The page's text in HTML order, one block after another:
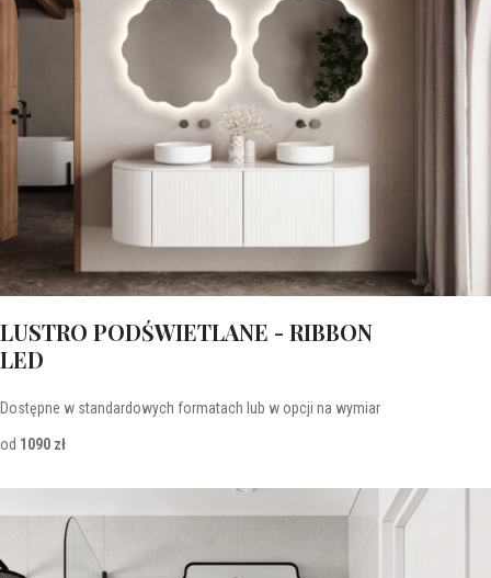
LUSTRO PODŚWIETLANE - RIBBON
LED
Dostępne w standardowych formatach lub w opcji na wymiar
od 1090 zł